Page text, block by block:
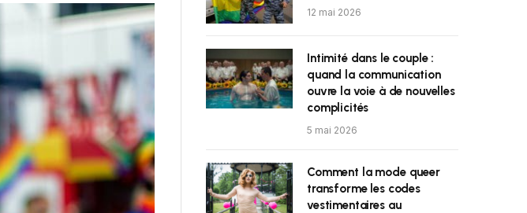
12 mai 2026
Intimité dans le couple :
quand la communication
ouvre la voie à de nouvelles
complicités
5 mai 2026
Comment la mode queer
transforme les codes
vestimentaires au